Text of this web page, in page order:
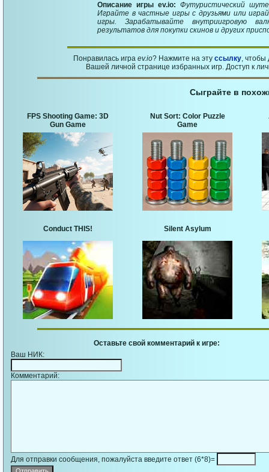
Описание игры ev.io:Футуристический
Играйте в частные игры с друзьями или
игры. Зарабатывайте внутриигровую
результатов для покупки скинов и других
Понравилась игра ev.io? Нажмите на эту ссылку, чтобы
Вашей личной странице избранных игр. Доступ к
Сыграйте в
FPS Shooting Game: 3D
Gun Game
Nut Sort: Color Puzzle
Game
Conduct THIS! Silent Asylum
Оставьте свой комментарий к игре:
Ваш НИК:
Комментарий:
Для отправки сообщения, пожалуйста введите ответ (6*8)=